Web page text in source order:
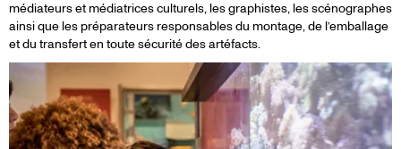
médiateurs et médiatrices culturels, les graphistes, les scénographes
ainsi que les préparateurs responsables du montage, de l’emballage
et du transfert en toute sécurité des artéfacts.